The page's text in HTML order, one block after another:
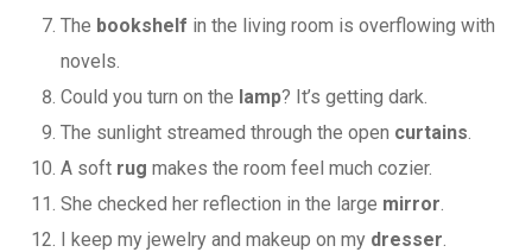
The bookshelf in the living room is overflowing with
novels.
Could you turn on the lamp? It’s getting dark.
The sunlight streamed through the open curtains.
A soft rug makes the room feel much cozier.
She checked her reflection in the large mirror.
I keep my jewelry and makeup on my dresser.